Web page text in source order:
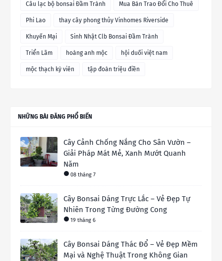
Câu lạc bộ bonsai Đầm Trành Mua Bán Trao Đổi Cho Thuê
Phi Lao thay cây phong thủy Vinhomes Riverside
Khuyến Mại Sinh Nhật Clb Bonsai Đầm Trành
Triển Lãm hoàng anh mộc hội duối việt nam
mộc thạch kỳ viên tập đoàn triệu điền
NHỮNG BÀI ĐĂNG PHỔ BIẾN
Cây Cảnh Chống Nắng Cho Sân Vườn –
Giải Pháp Mát Mẻ, Xanh Mướt Quanh
Năm
08 tháng 7
Cây Bonsai Dáng Trực Lắc – Vẻ Đẹp Tự
Nhiên Trong Từng Đường Cong
19 tháng 6
Cây Bonsai Dáng Thác Đổ – Vẻ Đẹp Mềm
Mại và Nghệ Thuật Trong Không Gian